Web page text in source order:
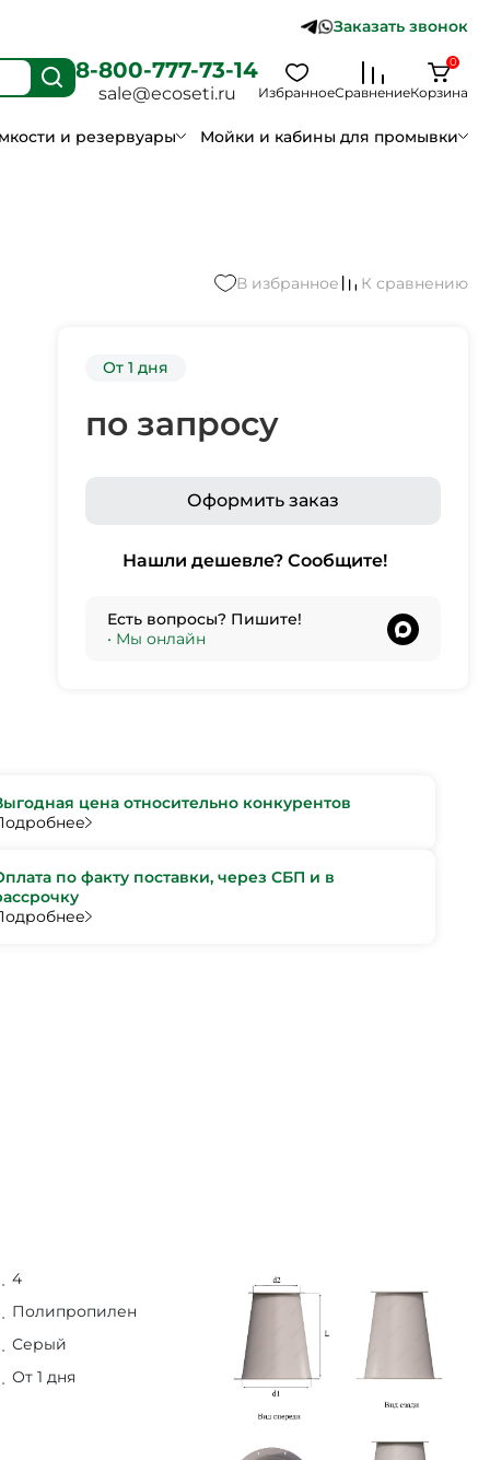
Заказать звонок
8-800-777-73-14
sale@ecoseti.ru ИзбранноеСравнениеКорзина
0
и резервуары Мойки и кабины для промывки
В избранное К сравнению
От 1 дня
по запросу
Оформить заказ
Нашли дешевле? Сообщите!
Есть вопросы? Пишите!
• Мы онлайн
цена относительно конкурентов
по факту поставки, через СБП и в
4
Полипропилен
Серый
От 1 дня